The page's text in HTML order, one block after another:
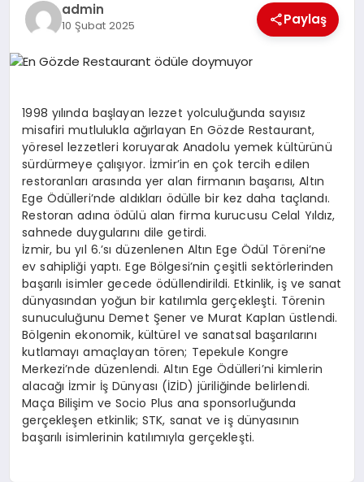
DÜNYA
EĞITIM
SIYASET
admin
10 Şubat 2025 Paylaş
1998 yılında başlayan lezzet yolculuğunda sayısız
misafiri mutlulukla ağırlayan En Gözde Restaurant,
yöresel lezzetleri koruyarak Anadolu yemek kültürünü
sürdürmeye çalışıyor. İzmir’in en çok tercih edilen
restoranları arasında yer alan firmanın başarısı, Altın
Ege Ödülleri’nde aldıkları ödülle bir kez daha taçlandı.
Restoran adına ödülü alan firma kurucusu Celal Yıldız,
sahnede duygularını dile getirdi.
İzmir, bu yıl 6.’sı düzenlenen Altın Ege Ödül Töreni’ne
ev sahipliği yaptı. Ege Bölgesi’nin çeşitli sektörlerinden
başarılı isimler gecede ödüllendirildi. Etkinlik, iş ve sanat
dünyasından yoğun bir katılımla gerçekleşti. Törenin
sunuculuğunu Demet Şener ve Murat Kaplan üstlendi.
Bölgenin ekonomik, kültürel ve sanatsal başarılarını
kutlamayı amaçlayan tören; Tepekule Kongre
Merkezi’nde düzenlendi. Altın Ege Ödülleri’ni kimlerin
alacağı İzmir İş Dünyası (İZİD) jüriliğinde belirlendi.
Maça Bilişim ve Socio Plus ana sponsorluğunda
gerçekleşen etkinlik; STK, sanat ve iş dünyasının
başarılı isimlerinin katılımıyla gerçekleşti.